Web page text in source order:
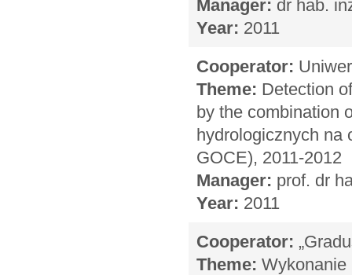
Manager: dr hab.
Year: 2011
Cooperator:
Theme: Detection
by the combination
hydrologicznych na
GOCE), 2011-2012
Manager: prof. dr
Year: 2011
Cooperator:
Theme: Wykonanie